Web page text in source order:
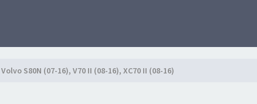
Volvo S80N (07-16), V70 II (08-16), XC70 II (08-16)